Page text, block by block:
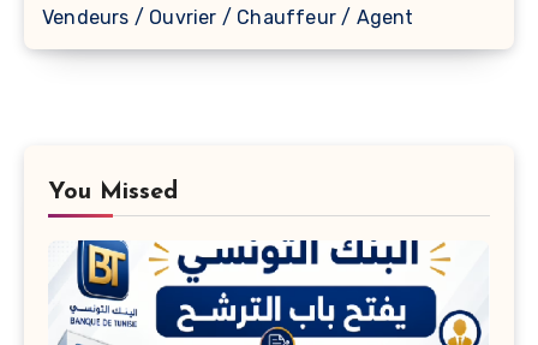
Vendeurs / Ouvrier / Chauffeur / Agent
You Missed